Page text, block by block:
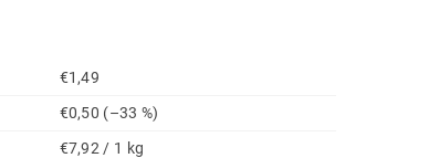
€1,49
€0,50 (–33 %)
€7,92 / 1 kg